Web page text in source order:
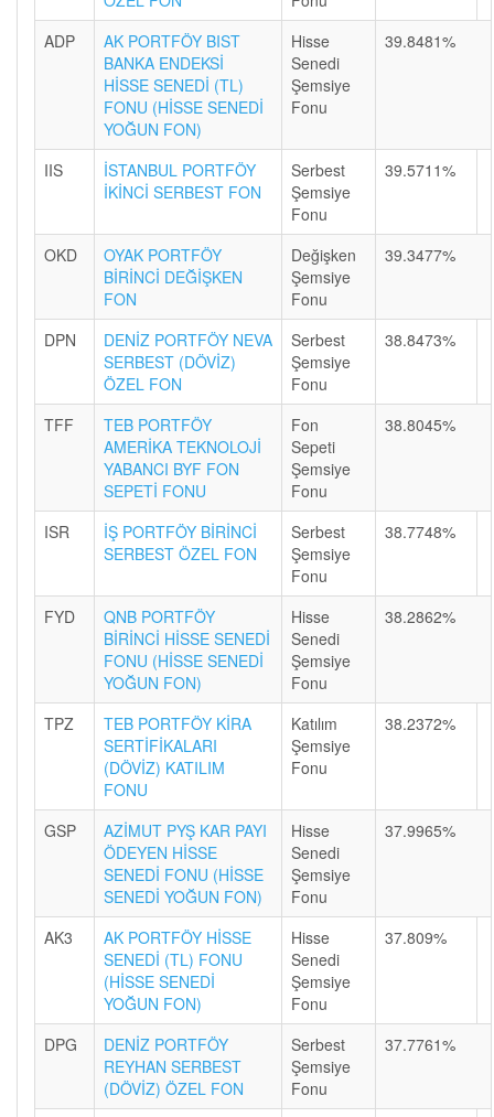
ADP
AK PORTFÖY BIST
BANKA ENDEKSİ
HİSSE SENEDİ (TL)
FONU (HİSSE SENEDİ
YOĞUN FON)
Hisse
Senedi
Şemsiye
Fonu
39.8481%
IIS
İSTANBUL PORTFÖY
İKİNCİ SERBEST FON
Serbest
Şemsiye
Fonu
39.5711%
OKD
OYAK PORTFÖY
BİRİNCİ DEĞİŞKEN
FON
Değişken
Şemsiye
Fonu
39.3477%
DPN
DENİZ PORTFÖY NEVA
SERBEST (DÖVİZ)
ÖZEL FON
Serbest
Şemsiye
Fonu
38.8473%
TFF
TEB PORTFÖY
AMERİKA TEKNOLOJİ
YABANCI BYF FON
SEPETİ FONU
Fon
Sepeti
Şemsiye
Fonu
38.8045%
ISR
İŞ PORTFÖY BİRİNCİ
SERBEST ÖZEL FON
Serbest
Şemsiye
Fonu
38.7748%
FYD
QNB PORTFÖY
BİRİNCİ HİSSE SENEDİ
FONU (HİSSE SENEDİ
YOĞUN FON)
Hisse
Senedi
Şemsiye
Fonu
38.2862%
TPZ
TEB PORTFÖY KİRA
SERTİFİKALARI
(DÖVİZ) KATILIM
FONU
Katılım
Şemsiye
Fonu
38.2372%
GSP
AZİMUT PYŞ KAR PAYI
ÖDEYEN HİSSE
SENEDİ FONU (HİSSE
SENEDİ YOĞUN FON)
Hisse
Senedi
Şemsiye
Fonu
37.9965%
AK3
AK PORTFÖY HİSSE
SENEDİ (TL) FONU
(HİSSE SENEDİ
YOĞUN FON)
Hisse
Senedi
Şemsiye
Fonu
37.809%
DPG
DENİZ PORTFÖY
REYHAN SERBEST
(DÖVİZ) ÖZEL FON
Serbest
Şemsiye
Fonu
37.7761%